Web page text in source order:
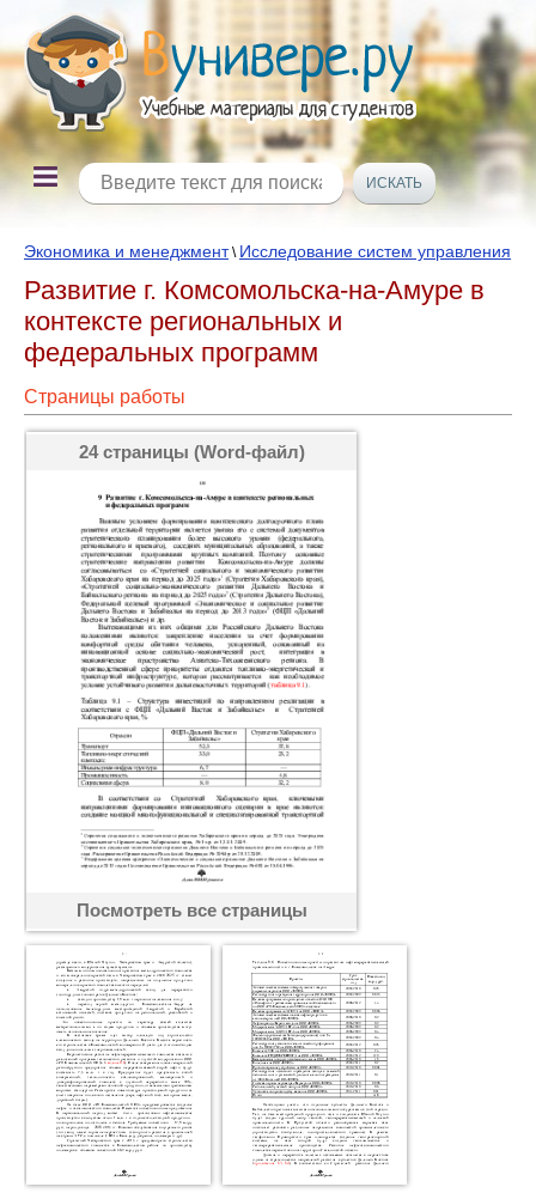
Экономика и менеджмент\ Исследование систем управления
Развитие г. Комсомольска-на-Амуре в
контексте региональных и
федеральных программ
Страницы работы
24 страницы (Word-файл)
Посмотреть все страницы